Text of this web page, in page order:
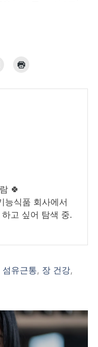
🍀
능식품 회사에서
고 싶어 탐색 중.
섬유근통, 장 건강,